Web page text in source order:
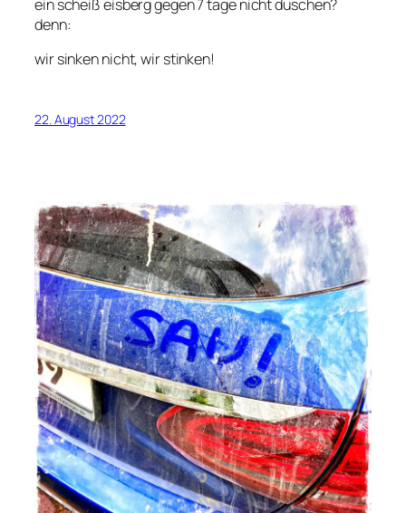
ein scheiß eisberg gegen 7 tage nicht duschen?
denn:
wir sinken nicht, wir stinken!
22. August 2022